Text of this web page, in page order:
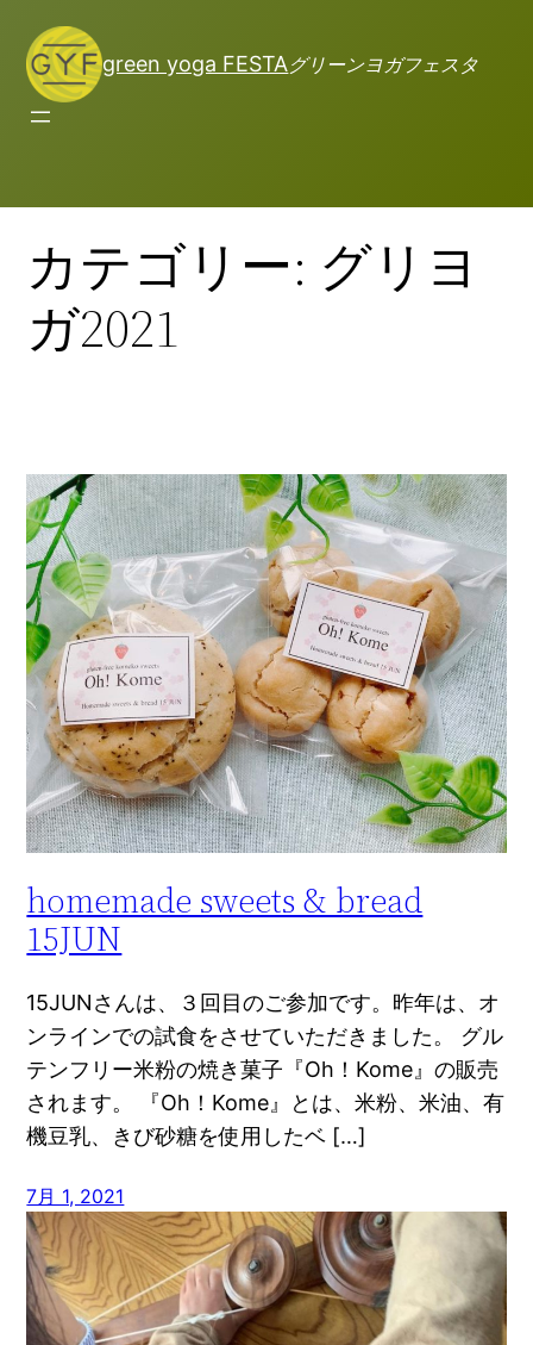
green yoga FESTAグリーンヨガフェスタ
カテゴリー: グリヨ
ガ2021
homemade sweets & bread
15JUN
15JUNさんは、３回目のご参加です。昨年は、オ
ンラインでの試食をさせていただきました。 グル
テンフリー米粉の焼き菓子『Oh！Kome』の販売
されます。 『Oh！Kome』とは、米粉、米油、有
機豆乳、きび砂糖を使用したベ […]
7月 1, 2021